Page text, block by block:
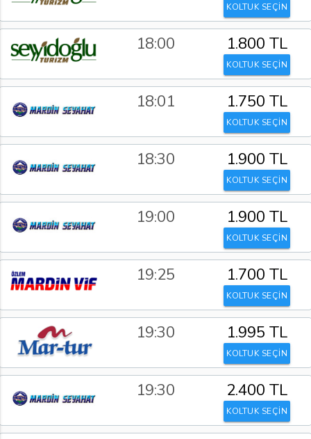
KOLTUK SEÇİN
18:00 1.800 TL
KOLTUK SEÇİN
18:01 1.750 TL
KOLTUK SEÇİN
18:30 1.900 TL
KOLTUK SEÇİN
19:00 1.900 TL
KOLTUK SEÇİN
19:25 1.700 TL
KOLTUK SEÇİN
19:30 1.995 TL
KOLTUK SEÇİN
19:30 2.400 TL
KOLTUK SEÇİN